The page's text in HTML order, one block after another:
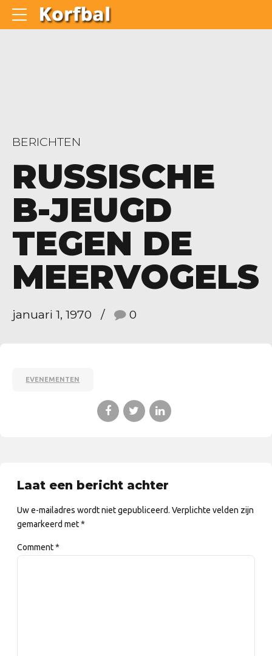
BERICHTEN
RUSSISCHE
B-JEUGD
TEGEN DE
MEERVOGELS
januari 1, 1970 0
EVENEMENTEN
Laat een bericht achter
Uw e-mailadres wordt niet gepubliceerd. Verplichte velden zijn
gemarkeerd met *
Comment*